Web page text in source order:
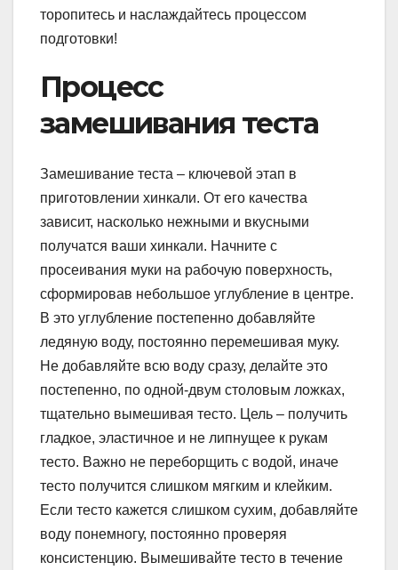
торопитесь и наслаждайтесь процессом
подготовки!
Процесс
замешивания теста
Замешивание теста – ключевой этап в
приготовлении хинкали. От его качества
зависит, насколько нежными и вкусными
получатся ваши хинкали. Начните с
просеивания муки на рабочую поверхность,
сформировав небольшое углубление в центре.
В это углубление постепенно добавляйте
ледяную воду, постоянно перемешивая муку.
Не добавляйте всю воду сразу, делайте это
постепенно, по одной-двум столовым ложках,
тщательно вымешивая тесто. Цель – получить
гладкое, эластичное и не липнущее к рукам
тесто. Важно не переборщить с водой, иначе
тесто получится слишком мягким и клейким.
Если тесто кажется слишком сухим, добавляйте
воду понемногу, постоянно проверяя
консистенцию. Вымешивайте тесто в течение